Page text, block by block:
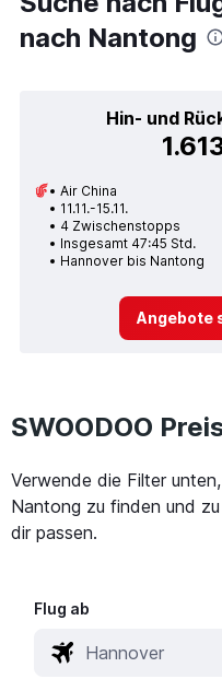
nach Nantong
Hin- und
Air China
11.11.-15.11.
4 Zwischenstopps
Insgesamt 47:45 Std.
Hannover bis Nantong
Angebote
SWOODOO
Verwende die Filter
Nantong zu finden und
dir passen.
Flug ab